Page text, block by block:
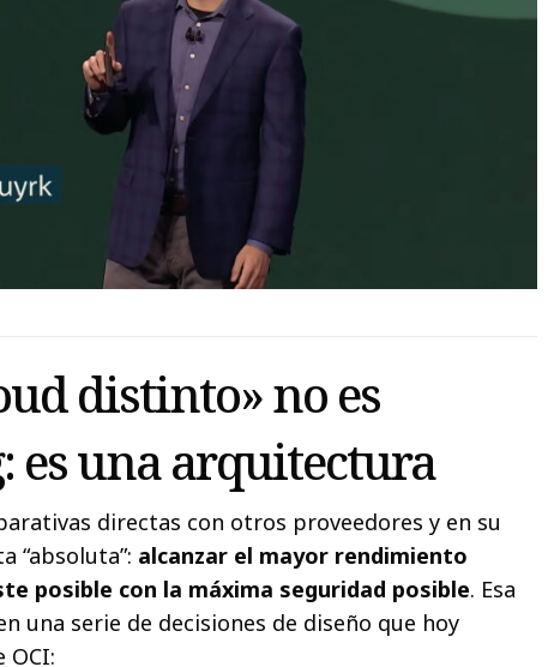
distinto» no es
es una arquitectura
directas con otros proveedores y en su
“absoluta”: alcanzar el mayor rendimiento
posible con la máxima seguridad posible. Esa
una serie de decisiones de diseño que hoy
OCI: